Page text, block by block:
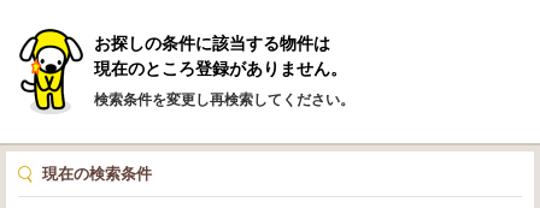
お探しの条件に該当する物件は
現在のところ登録がありません。
検索条件を変更し再検索してください。
現在の検索条件